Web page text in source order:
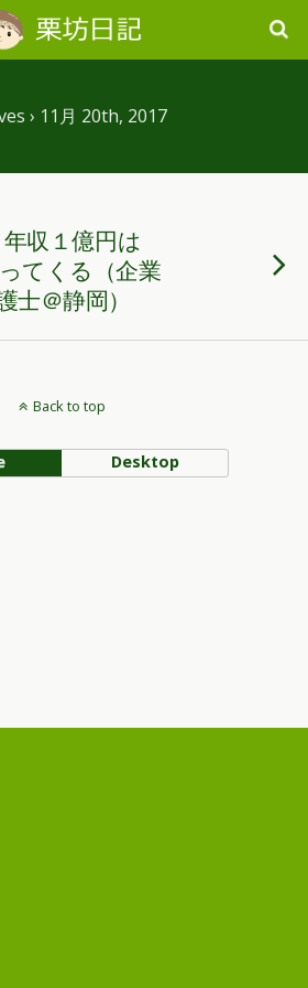
› 11月 20th, 2017
収１億円は
てくる（企業
士＠静岡）
Back to top
Desktop